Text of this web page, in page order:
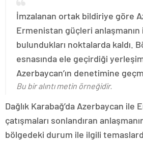
İmzalanan ortak bildiriye göre
Ermenistan güçleri anlaşmanın
bulundukları noktalarda kaldı.
esnasında ele geçirdiği
Azerbaycan’ın denetimine
Bu bir alıntı metin örneğidir.
Dağlık Karabağ’da Azerbaycan ile
çatışmaları sonlandıran
bölgedeki durum ile ilgili